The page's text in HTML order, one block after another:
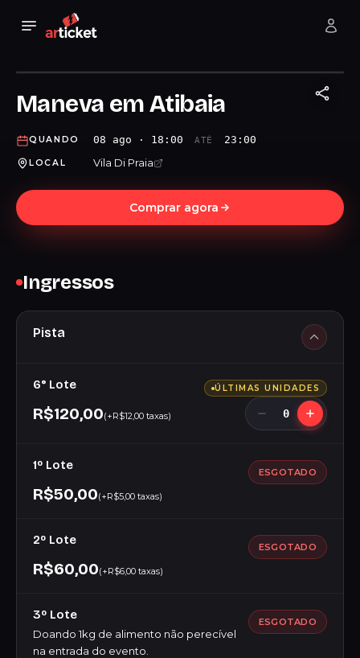
Maneva em Atibaia
QUANDO 08 ago · 18:00 ATÉ 23:00
LOCAL Vila Di Praia
Comprar agora
Ingressos
Pista
6° Lote
R$120,00(+R$12,00 taxas)
ÚLTIMAS UNIDADES
0
1º Lote
R$50,00(+R$5,00 taxas)
ESGOTADO
2º Lote
R$60,00(+R$6,00 taxas)
ESGOTADO
3º Lote
Doando 1kg de alimento não perecível
na entrada do evento.
ESGOTADO